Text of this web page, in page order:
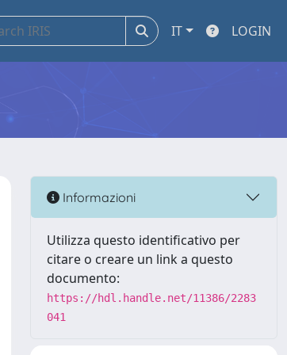
IT LOGIN
Informazioni
Utilizza questo identificativo per
citare o creare un link a questo
documento:
https://hdl.handle.net/11386/2283
041